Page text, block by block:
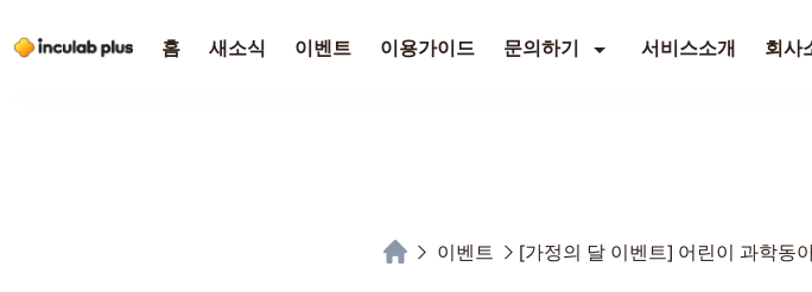
홈 새소식 이벤트 이용가이드 문의하기 서비스소개 회사
이벤트 [가정의 달 이벤트] 어린이 과학동